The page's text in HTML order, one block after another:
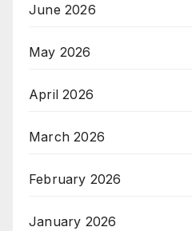
June 2026
May 2026
April 2026
March 2026
February 2026
January 2026